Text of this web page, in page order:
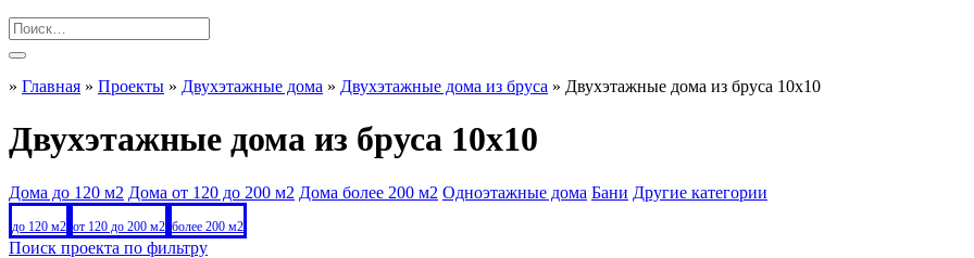
» Главная » Проекты » Двухэтажные дома » Двухэтажные дома из бруса » Двухэтажные дома из бруса 10x10
Двухэтажные дома из бруса 10x10
Дома до 120 м2 Дома от 120 до 200 м2 Дома более 200 м2 Одноэтажные дома Бани Другие категории
до 120 м2 от 120 до 200 м2 более 200 м2
Поиск проекта по фильтру